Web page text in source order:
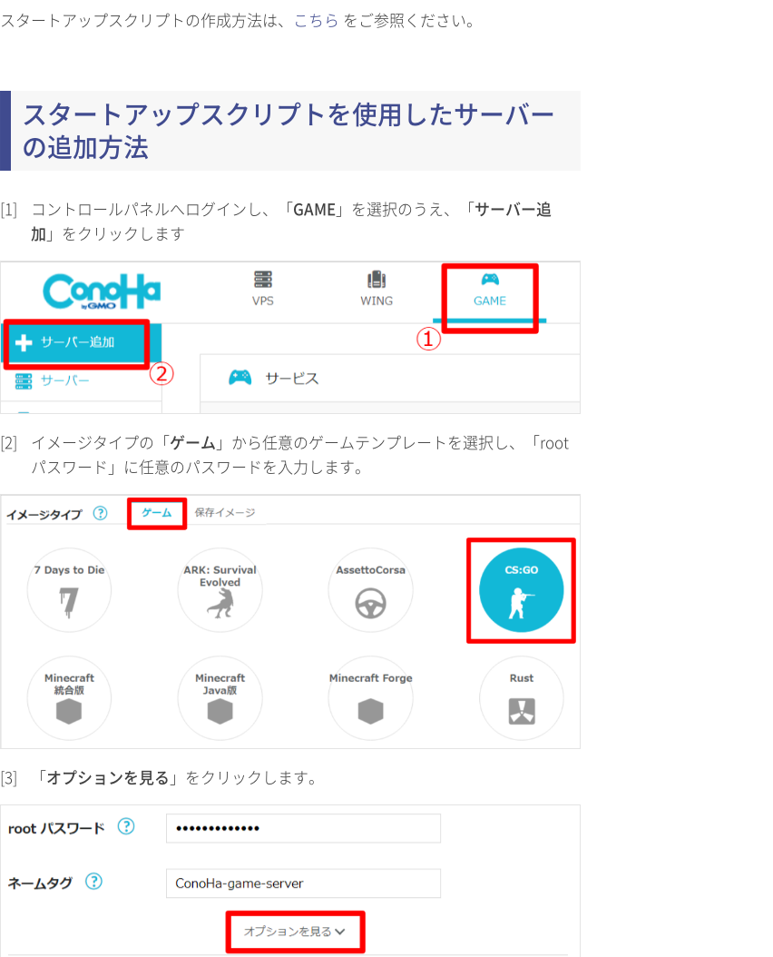
スタートアップスクリプトの作成方法は、
こちら をご参照ください。
スタートアップスクリプトを使用したサーバー
の追加方法
[1] コントロールパネルへログインし、「GAME 」を選択のうえ、「サーバー追
加 」をクリックします
[2] イメージタイプの「ゲーム 」から任意のゲームテンプレートを選択し、「root
パスワード」に任意のパスワードを入力します。
[3] 「オプションを見る 」をクリックします。